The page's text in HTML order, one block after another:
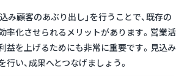
み顧客のあぶり出し」を行うことで、既存の
率化させられるメリットがあります。営業活
益を上げるためにも非常に重要です。見込み
い、成果へとつなげましょう。